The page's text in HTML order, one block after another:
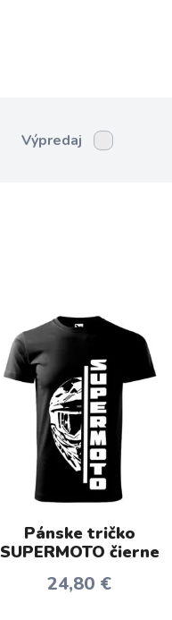
Výpredaj
Pánske tričko
SUPERMOTO čierne
24,80 €